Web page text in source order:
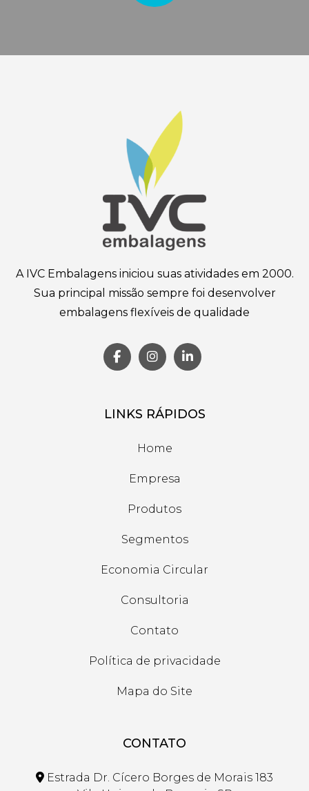
A IVC Embalagens iniciou suas atividades em 2000.
Sua principal missão sempre foi desenvolver
embalagens flexíveis de qualidade
LINKS RÁPIDOS
Home
Empresa
Produtos
Segmentos
Economia Circular
Consultoria
Contato
Política de privacidade
Mapa do Site
CONTATO
Estrada Dr. Cícero Borges de Morais 183